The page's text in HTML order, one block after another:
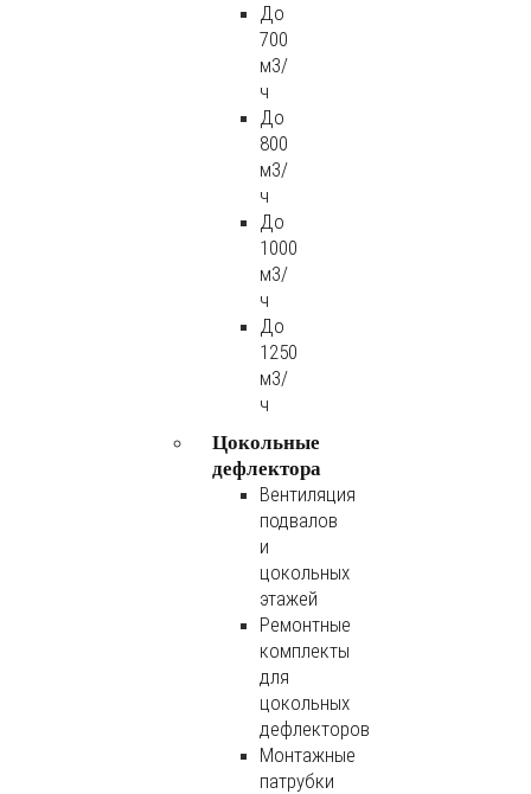
До
700
м3/
ч
До
800
м3/
ч
До
1000
м3/
ч
До
1250
м3/
ч
Цокольные
дефлектора
Вентиляция
подвалов
и
цокольных
этажей
Ремонтные
комплекты
для
цокольных
дефлекторов
Монтажные
патрубки